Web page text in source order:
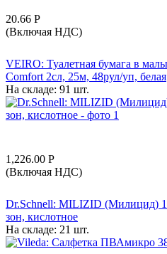
20.66 Р
(Включая НДС)
VEIRO: Туалетная бумага в
Comfort 2сл, 25м, 48рул/уп, белая
На складе: 91 шт.
1,226.00 Р
(Включая НДС)
Dr.Schnell: MILIZID (Милицид)
зон, кислотное
На складе: 21 шт.